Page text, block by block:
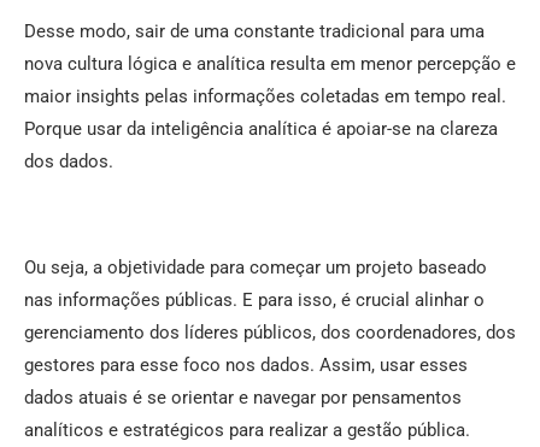
Desse modo, sair de uma constante tradicional para uma
nova cultura lógica e analítica resulta em menor percepção e
maior insights pelas informações coletadas em tempo real.
Porque usar da inteligência analítica é apoiar-se na clareza
dos dados.
Ou seja, a objetividade para começar um projeto baseado
nas informações públicas. E para isso, é crucial alinhar o
gerenciamento dos líderes públicos, dos coordenadores, dos
gestores para esse foco nos dados. Assim, usar esses
dados atuais é se orientar e navegar por pensamentos
analíticos e estratégicos para realizar a gestão pública.